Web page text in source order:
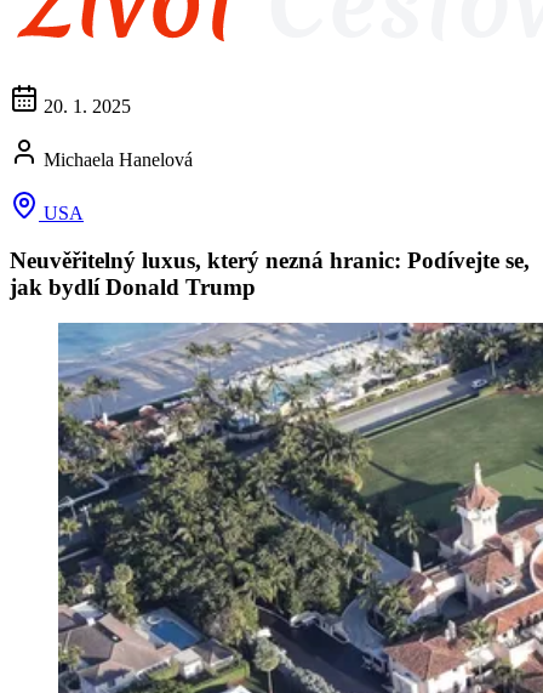
20. 1. 2025
Michaela Hanelová
USA
Neuvěřitelný luxus, který nezná hranic: Podívejte se,
jak bydlí Donald Trump